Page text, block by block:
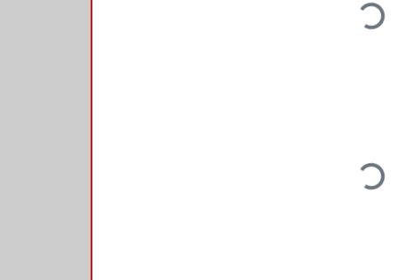
Loading...
Loading...